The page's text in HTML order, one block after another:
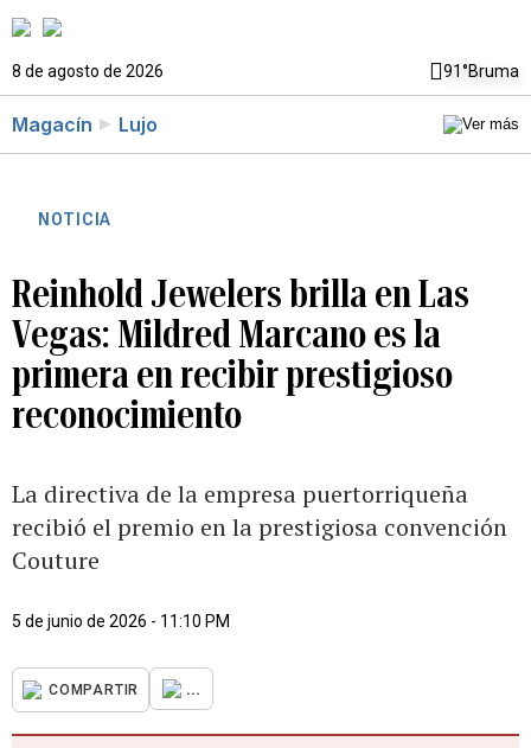
8 de agosto de 2026 91°Bruma
Magacín Lujo
NOTICIA
Reinhold Jewelers brilla en Las
Vegas: Mildred Marcano es la
primera en recibir prestigioso
reconocimiento
La directiva de la empresa puertorriqueña
recibió el premio en la prestigiosa convención
Couture
5 de junio de 2026 - 11:10 PM
COMPARTIR ...